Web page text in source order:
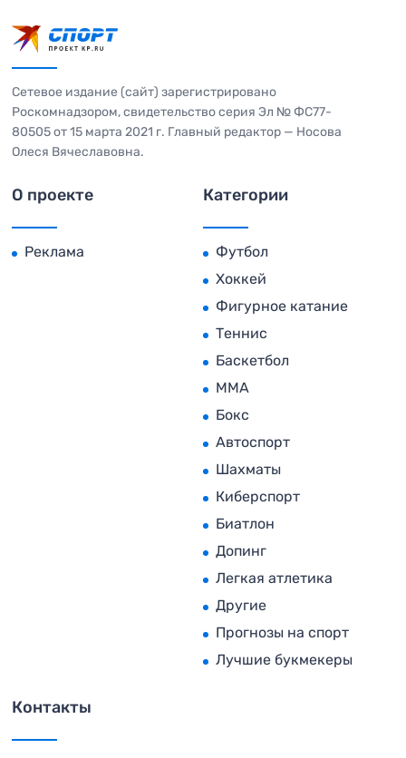
Сетевое издание (сайт) зарегистрировано
Роскомнадзором, свидетельство серия Эл № ФС77-
80505 от 15 марта 2021 г. Главный редактор — Носова
Олеся Вячеславовна.
О проекте
Реклама
Категории
Футбол
Хоккей
Фигурное катание
Теннис
Баскетбол
MMA
Бокс
Автоспорт
Шахматы
Киберспорт
Биатлон
Допинг
Легкая атлетика
Другие
Прогнозы на спорт
Лучшие букмекеры
Контакты